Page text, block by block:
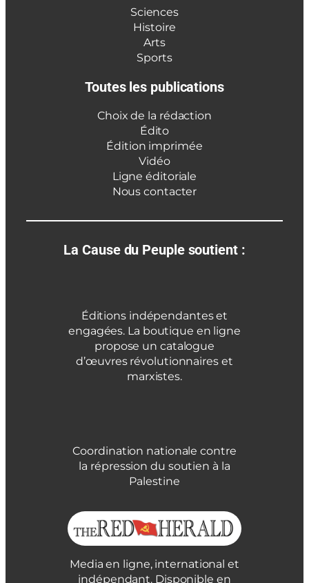
Sciences
Histoire
Arts
Sports
Toutes les publications
Choix de la rédaction
Édito
Édition imprimée
Vidéo
Ligne éditoriale
Nous contacter
La Cause du Peuple soutient :
Éditions indépendantes et
engagées. La boutique en ligne
propose un catalogue
d’œuvres révolutionnaires et
marxistes.
Coordination nationale contre
la répression du soutien à la
Palestine
Media en ligne, international et
indépendant. Disponible en